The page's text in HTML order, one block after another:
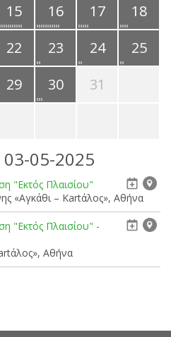
15 16 17
18
22 23 24
25
29 30 31
05-2025
"Εκτός Πλαισίου"
«Αγκάθι – Kartάλος», Αθήνα
"Εκτός Πλαισίου" -
Αθήνα